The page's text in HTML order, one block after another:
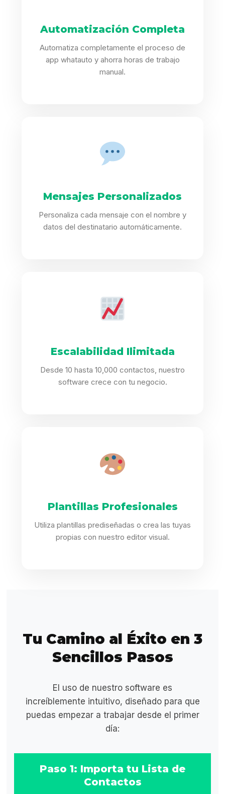
Automatización Completa
Automatiza completamente el proceso de
app whatauto y ahorra horas de trabajo
manual.
Mensajes Personalizados
Personaliza cada mensaje con el nombre y
datos del destinatario automáticamente.
Escalabilidad Ilimitada
Desde 10 hasta 10,000 contactos, nuestro
software crece con tu negocio.
Plantillas Profesionales
Utiliza plantillas prediseñadas o crea las tuyas
propias con nuestro editor visual.
Tu Camino al Éxito en 3
Sencillos Pasos
El uso de nuestro software es
increíblemente intuitivo, diseñado para que
puedas empezar a trabajar desde el primer
día:
Paso 1: Importa tu Lista de
Contactos